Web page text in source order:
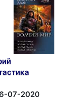
07-2020